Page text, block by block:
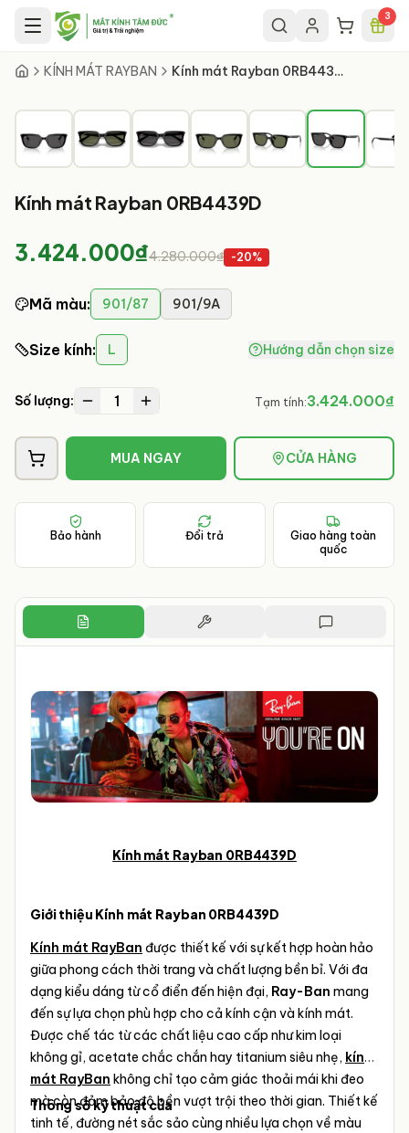
Chuyển đến nội dung chính 3
KÍNH MÁT RAYBAN Kính mát Rayban 0RB4439D
Kính mát Rayban 0RB4439D
3.424.000₫4.280.000₫ -20%
Mã màu: 901/87 901/9A
Size kính: L Hướng dẫn chọn size
Số lượng: 1 Tạm tính:3.424.000₫
MUA NGAY CỬA HÀNG
Bảo hành Đổi trả
Giao hàng toàn
quốc
Kính mát Rayban 0RB4439D
Giới thiệu Kính mát Rayban 0RB4439D
Kính mát RayBan được thiết kế với sự kết hợp hoàn hảo
giữa phong cách thời trang và chất lượng bền bỉ. Với đa
dạng kiểu dáng từ cổ điển đến hiện đại, Ray-Ban mang
đến sự lựa chọn phù hợp cho cả kính cận và kính mát.
Được chế tác từ các chất liệu cao cấp như kim loại
không gỉ, acetate chắc chắn hay titanium siêu nhẹ, kính
mát RayBan không chỉ tạo cảm giác thoải mái khi đeo
mà còn đảm bảo độ bền vượt trội theo thời gian. Thiết kế
tinh tế, đường nét sắc sảo cùng nhiều lựa chọn về màu
Thông số kỹ thuật của